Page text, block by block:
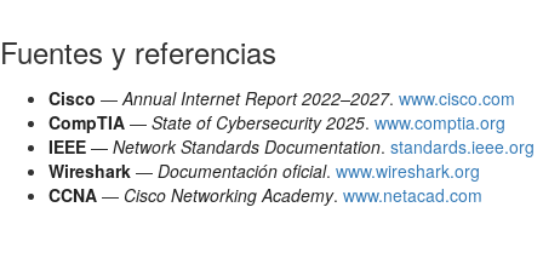
Fuentes y referencias
Cisco — Annual Internet Report 2022–2027. www.cisco.com
CompTIA — State of Cybersecurity 2025. www.comptia.org
IEEE — Network Standards Documentation. standards.ieee.org
Wireshark — Documentación oficial. www.wireshark.org
CCNA — Cisco Networking Academy. www.netacad.com